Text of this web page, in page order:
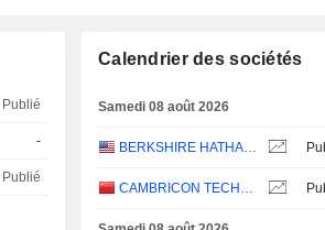
Publié
-
Publié
Calendrier des sociétés
Samedi 08 août 2026
BERKSHIRE HATHAWAY INC.
CAMBRICON TECHNOLOGIES CORPORATION LIMITED